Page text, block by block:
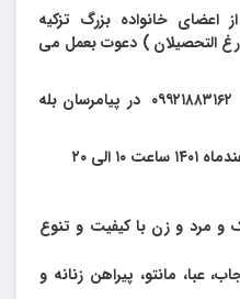
اعضای خانواده بزرگ تزکیه
التحصیلان ) دعوت بعمل می
معرفی کسب و کار خود با شماره ۰۹۹۲۱۸۸۳۱۶۲ در پیامرسان بله
و مرد و زن با کیفیت و تنوع
عبا، مانتو، پیراهن زنانه و